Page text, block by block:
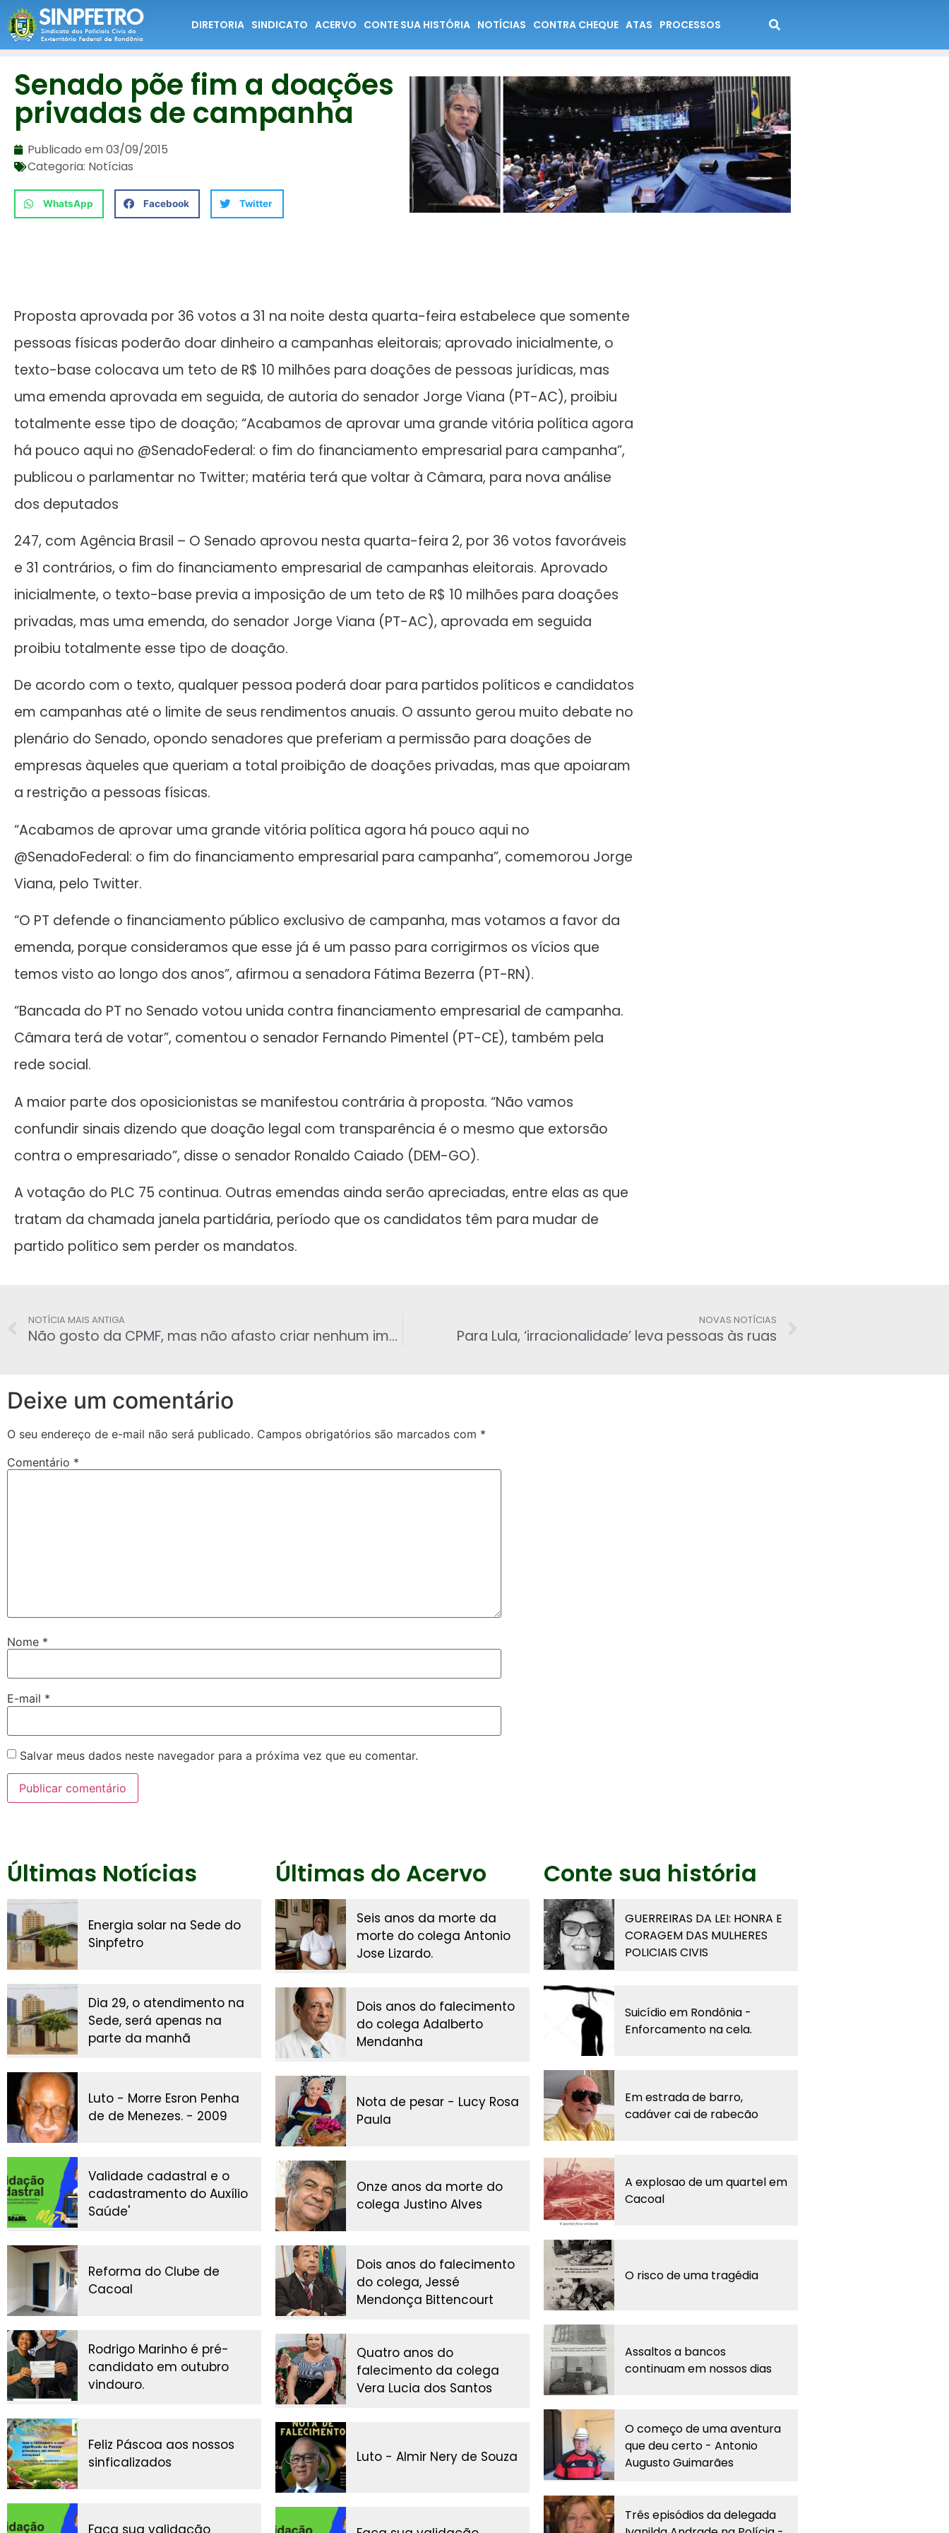
DIRETORIA SINDICATO ACERVO CONTE SUA HISTÓRIA NOTÍCIAS CONTRA CHEQUE ATAS PROCESSOS
Senado põe fim a doações
privadas de campanha
Publicado em03/09/2015
Categoria: Notícias
WhatsApp Facebook Twitter
Proposta aprovada por 36 votos a 31 na noite desta quarta-feira estabelece que somente
pessoas físicas poderão doar dinheiro a campanhas eleitorais; aprovado inicialmente, o
texto-base colocava um teto de R$ 10 milhões para doações de pessoas jurídicas, mas
uma emenda aprovada em seguida, de autoria do senador Jorge Viana (PT-AC), proibiu
totalmente esse tipo de doação; “Acabamos de aprovar uma grande vitória política agora
há pouco aqui no @SenadoFederal: o fim do financiamento empresarial para campanha”,
publicou o parlamentar no Twitter; matéria terá que voltar à Câmara, para nova análise
dos deputados
247, com Agência Brasil – O Senado aprovou nesta quarta-feira 2, por 36 votos favoráveis
e 31 contrários, o fim do financiamento empresarial de campanhas eleitorais. Aprovado
inicialmente, o texto-base previa a imposição de um teto de R$ 10 milhões para doações
privadas, mas uma emenda, do senador Jorge Viana (PT-AC), aprovada em seguida
proibiu totalmente esse tipo de doação.
De acordo com o texto, qualquer pessoa poderá doar para partidos políticos e candidatos
em campanhas até o limite de seus rendimentos anuais. O assunto gerou muito debate no
plenário do Senado, opondo senadores que preferiam a permissão para doações de
empresas àqueles que queriam a total proibição de doações privadas, mas que apoiaram
a restrição a pessoas físicas.
“Acabamos de aprovar uma grande vitória política agora há pouco aqui no
@SenadoFederal: o fim do financiamento empresarial para campanha”, comemorou Jorge
Viana, pelo Twitter.
“O PT defende o financiamento público exclusivo de campanha, mas votamos a favor da
emenda, porque consideramos que esse já é um passo para corrigirmos os vícios que
temos visto ao longo dos anos”, afirmou a senadora Fátima Bezerra (PT-RN).
“Bancada do PT no Senado votou unida contra financiamento empresarial de campanha.
Câmara terá de votar”, comentou o senador Fernando Pimentel (PT-CE), também pela
rede social.
A maior parte dos oposicionistas se manifestou contrária à proposta. “Não vamos
confundir sinais dizendo que doação legal com transparência é o mesmo que extorsão
contra o empresariado”, disse o senador Ronaldo Caiado (DEM-GO).
A votação do PLC 75 continua. Outras emendas ainda serão apreciadas, entre elas as que
tratam da chamada janela partidária, período que os candidatos têm para mudar de
partido político sem perder os mandatos.
NOTÍCIA MAIS ANTIGA
Não gosto da CPMF, mas não afasto criar nenhum imposto, diz Dilma
NOVAS NOTÍCIAS
Para Lula, ‘irracionalidade’ leva pessoas às ruas
Deixe um comentário
O seu endereço de e-mail não será publicado. Campos obrigatórios são marcados com *
Comentário *
Nome *
E-mail *
Salvar meus dados neste navegador para a próxima vez que eu comentar.
Últimas Notícias
Energia solar na Sede do
Sinpfetro
Dia 29, o atendimento na
Sede, será apenas na
parte da manhã
Luto - Morre Esron Penha
de de Menezes. - 2009
Validade cadastral e o
cadastramento do Auxílio
Saúde'
Reforma do Clube de
Cacoal
Rodrigo Marinho é pré-
candidato em outubro
vindouro.
Feliz Páscoa aos nossos
sinficalizados
Faça sua validação
Últimas do Acervo
Seis anos da morte da
morte do colega Antonio
Jose Lizardo.
Dois anos do falecimento
do colega Adalberto
Mendanha
Nota de pesar - Lucy Rosa
Paula
Onze anos da morte do
colega Justino Alves
Dois anos do falecimento
do colega, Jessé
Mendonça Bittencourt
Quatro anos do
falecimento da colega
Vera Lucia dos Santos
Luto - Almir Nery de Souza
Conte sua história
GUERREIRAS DA LEI: HONRA E
CORAGEM DAS MULHERES
POLICIAIS CIVIS
Suicídio em Rondônia -
Enforcamento na cela.
Em estrada de barro,
cadáver cai de rabecão
A explosao de um quartel em
Cacoal
O risco de uma tragédia
Assaltos a bancos
continuam em nossos dias
O começo de uma aventura
que deu certo - Antonio
Augusto Guimarães
Três episódios da delegada